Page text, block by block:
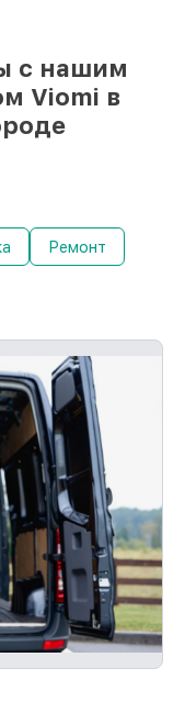
с нашим
Viomi в
Ремонт